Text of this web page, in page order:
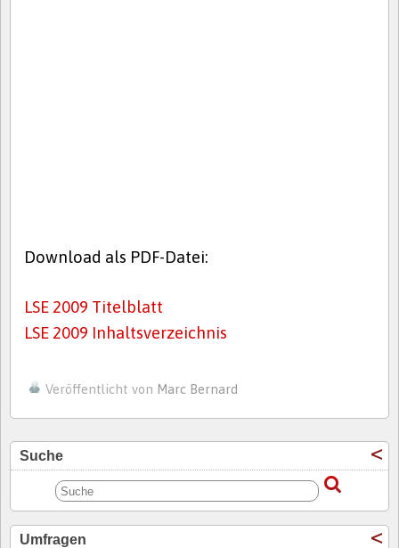
Download als PDF-Datei:
LSE 2009 Titelblatt
LSE 2009 Inhaltsverzeichnis
Veröffentlicht von Marc Bernard
Suche
Umfragen